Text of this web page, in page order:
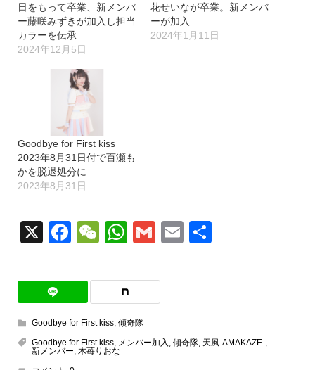
日をもって卒業、新メンバ
ー藤咲みずきが加入し担当
カラーを伝承
2024年12月5日
花せいなが卒業。新メンバ
ーが加入
2024年1月11日
Goodbye for First kiss
2023年8月31日付で百瀬も
かを脱退処分に
2023年8月31日
X Facebook
WeChat
WhatsApp
GmailEmail
Goodbye for First kiss, 傾奇隊
Goodbye for First kiss, メンバー加入 , 傾奇隊, 天風-AMAKAZE-,
新メンバー, 木苺りおな